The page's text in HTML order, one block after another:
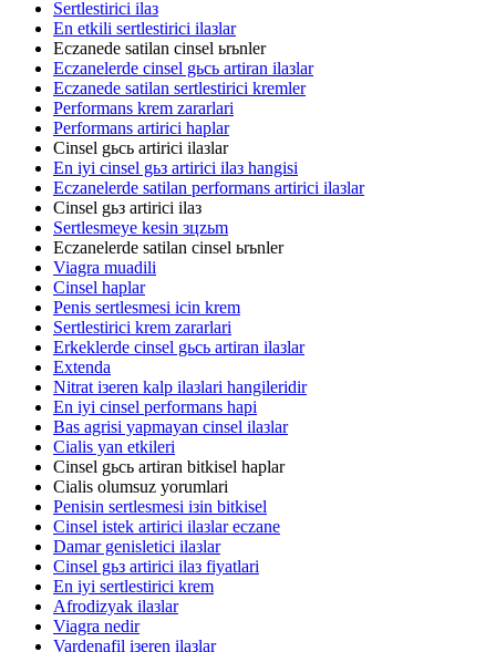
Sertlestirici ilaз
En etkili sertlestirici ilaзlar
Eczanede satilan cinsel ьrьnler
Eczanelerde cinsel gьcь artiran ilaзlar
Eczanede satilan sertlestirici kremler
Performans krem zararlari
Performans artirici haplar
Cinsel gьcь artirici ilaзlar
En iyi cinsel gьз artirici ilaз hangisi
Eczanelerde satilan performans artirici ilaзlar
Cinsel gьз artirici ilaз
Sertlesmeye kesin зцzьm
Eczanelerde satilan cinsel ьrьnler
Viagra muadili
Cinsel haplar
Penis sertlesmesi icin krem
Sertlestirici krem zararlari
Erkeklerde cinsel gьcь artiran ilaзlar
Extenda
Nitrat iзeren kalp ilaзlari hangileridir
En iyi cinsel performans hapi
Bas agrisi yapmayan cinsel ilaзlar
Cialis yan etkileri
Cinsel gьcь artiran bitkisel haplar
Cialis olumsuz yorumlari
Penisin sertlesmesi iзin bitkisel
Cinsel istek artirici ilaзlar eczane
Damar genisletici ilaзlar
Cinsel gьз artirici ilaз fiyatlari
En iyi sertlestirici krem
Afrodizyak ilaзlar
Viagra nedir
Vardenafil iзeren ilaзlar